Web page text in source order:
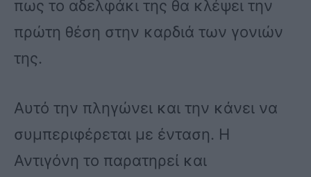
πως το αδελφάκι της θα κλέψει την
πρώτη θέση στην καρδιά των γονιών
της.
Αυτό την πληγώνει και την κάνει να
συμπεριφέρεται με ένταση. Η
Αντιγόνη το παρατηρεί και